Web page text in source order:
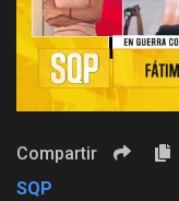
Compartir
SQP